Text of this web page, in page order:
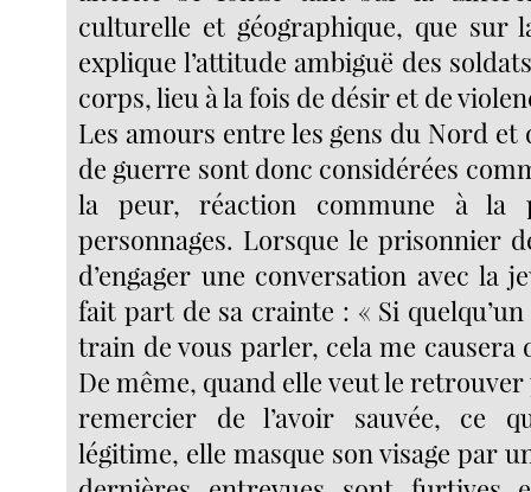
culturelle et géographique, que sur
explique l’attitude ambiguë des
corps, lieu à la fois de désir et de
Les amours entre les gens du Nord et
de guerre sont donc considérées
la peur, réaction commune à la
personnages. Lorsque le prisonnier
d’engager une conversation avec la
fait part de sa crainte : « Si
train de vous parler, cela me causera
De même, quand elle veut le
remercier de l’avoir sauvée, ce
légitime, elle masque son visage par